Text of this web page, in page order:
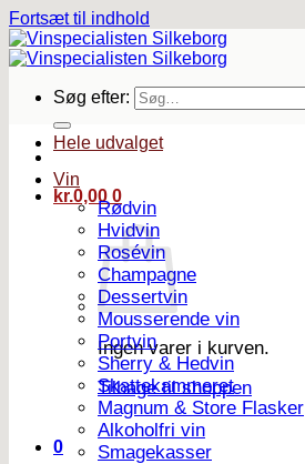
Fortsæt til indhold
Søg efter:
kr.0,00 0
Ingen varer i kurven.
Tilbage til shoppen
0
Hele udvalget
Vin
Rødvin
Hvidvin
Rosévin
Champagne
Dessertvin
Mousserende vin
Portvin
Sherry & Hedvin
Skattekammeret
Magnum & Store Flasker
Alkoholfri vin
Smagekasser